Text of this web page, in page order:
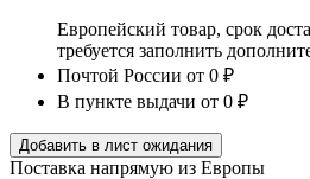
Европейский товар, срок
требуется заполнить
Почтой России от 0 ₽
В пункте выдачи от 0 ₽
Добавить в лист ожидания
Поставка напрямую из Европы